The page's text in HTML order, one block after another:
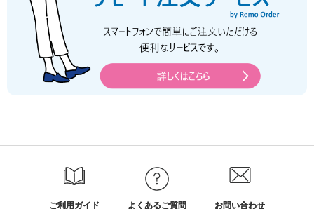
ご利用ガイド よくあるご質問 お問い合わせ